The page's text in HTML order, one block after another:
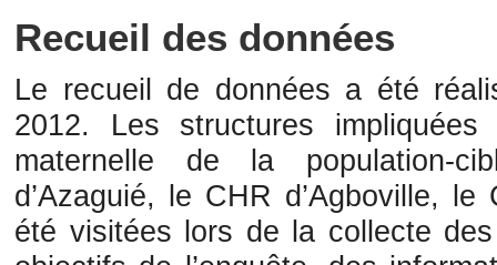
Recueil des données
Le recueil de données a été
2012. Les structures
maternelle de la population-
d’Azaguié, le CHR d’Agboville,
été visitées lors de la collecte